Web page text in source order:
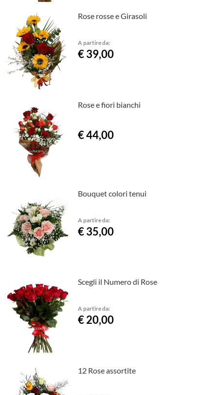
Rose rosse e Girasoli
A partire da:
€ 39,00
Rose e fiori bianchi
€ 44,00
Bouquet colori tenui
A partire da:
€ 35,00
Scegli il Numero di Rose
A partire da:
€ 20,00
12 Rose assortite